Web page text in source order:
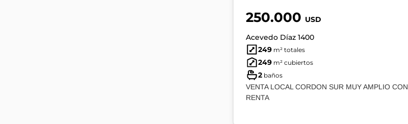
250.000 USD
Acevedo Díaz 1400
249 m² totales
249 m² cubiertos
2 baños
VENTA LOCAL CORDON SUR MUY AMPLIO CON
RENTA